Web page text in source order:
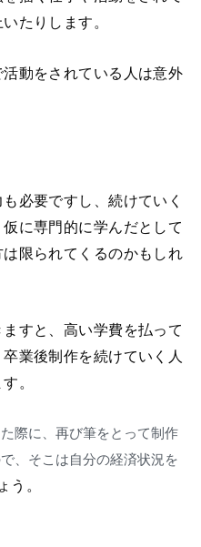
たりします。
活動をされている人は意外
必要ですし、続けていく
に専門的に学んだとして
限られてくるのかもしれ
すと、高い学費を払って
業後制作を続けていく人
。
際に、再び筆をとって制作
、そこは自分の経済状況を
う。